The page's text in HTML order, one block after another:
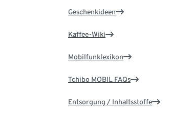
Geschenkideen
Kaffee-Wiki
Mobilfunklexikon
Tchibo MOBIL FAQs
Entsorgung / Inhaltsstoffe